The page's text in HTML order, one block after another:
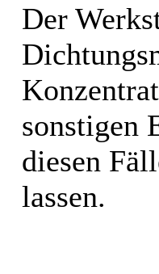
Der
sonstigen
diesen
lassen.